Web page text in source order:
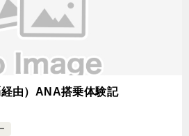
由）ANA搭乗体験記